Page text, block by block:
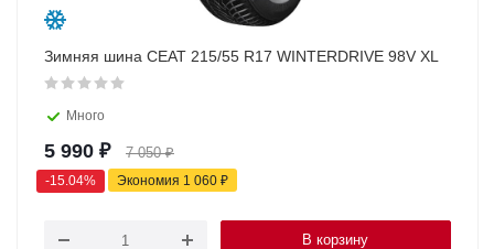
Зимняя шина CEAT 215/55 R17 WINTERDRIVE 98V XL
Много
5 990 ₽ 7 050₽
-15.04% Экономия 1 060 ₽
В корзину